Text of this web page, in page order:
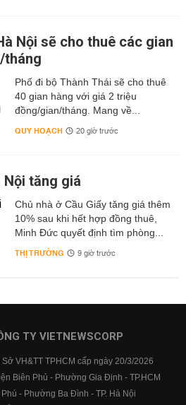
Nội sẽ cho thuê các gian
tháng
Phố đi bộ Thành Thái sẽ cho thuê
40 gian hàng với giá 2 triệu
đồng/gian/tháng. Mang về...
QUY HOẠCH 20 giờ trước
Nội tăng giá
Chủ nhà ở Cầu Giấy tăng giá thêm
10% sau khi hết hợp đồng thuê,
Minh Đức quyết định tìm phòng...
THỊ TRƯỜNG 9 giờ trước
TY VIETNEWSCORP
VH&TT TPHCM cấp ngày 20/3/2026
Biên Phủ - Phường Gia Định - TP.HCM
- Phường Ba Đình - TP. Hà Nội